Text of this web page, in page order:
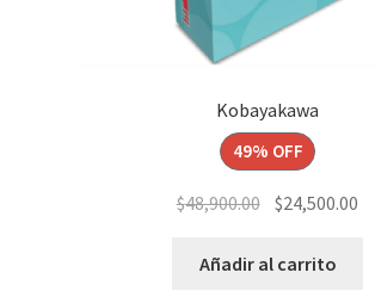
Kobayakawa
49% OFF
$48,900.00 El
original
$24,500.00
Añadir al carrito